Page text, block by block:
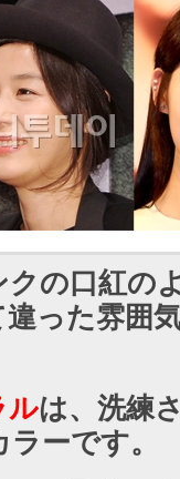
クの口紅の
った雰囲
ルは、洗練
ーです。